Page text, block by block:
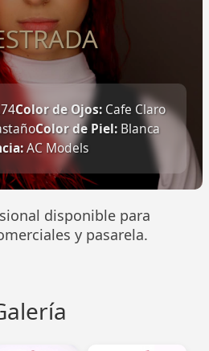
Color de Ojos:Cafe Claro
Color de Piel: Blanca
AC Models
disponible para
y pasarela.